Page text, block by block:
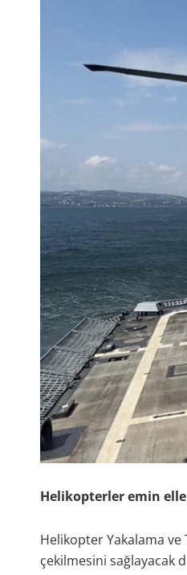
Helikopterler emin
Helikopter Yakalama
çekilmesini sağlayacak